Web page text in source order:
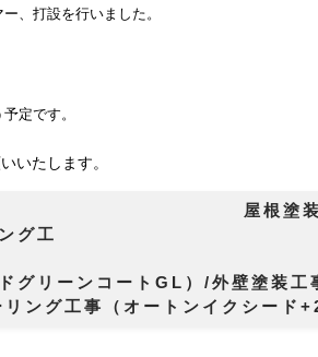
、打設を行いました。
定です。
いたします。
町 Y様 屋根塗装工
グ工
グリーンコートGL）/外壁塗装工
リング工事（オートンイクシード